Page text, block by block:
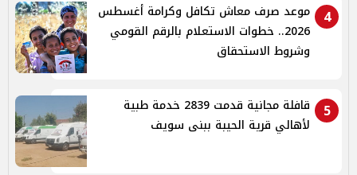
4
موعد صرف معاش تكافل وكرامة أغسطس
2026.. خطوات الاستعلام بالرقم القومي
وشروط الاستحقاق
5
قافلة مجانية قدمت 2839 خدمة طبية
لأهالي قرية الحيبة ببنى سويف